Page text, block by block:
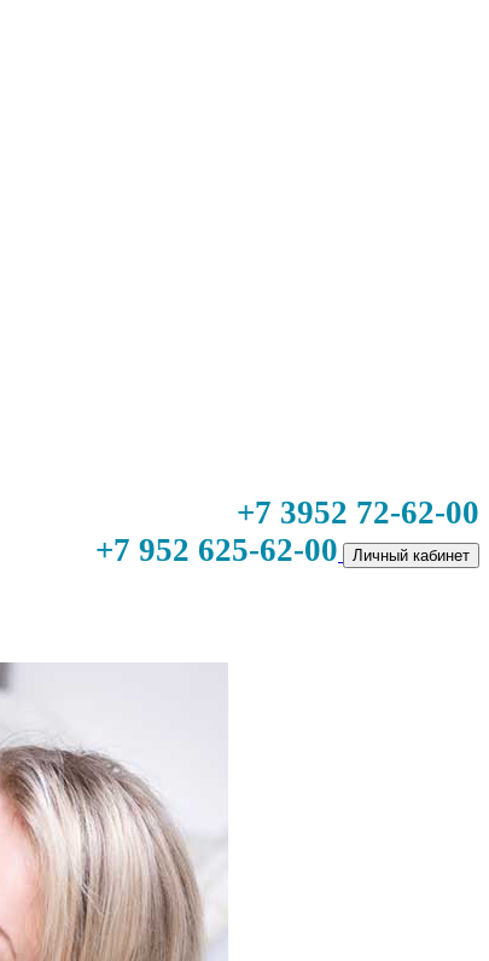
+7 3952 72-62-00
+7 952 625-62-00
Личный кабинет